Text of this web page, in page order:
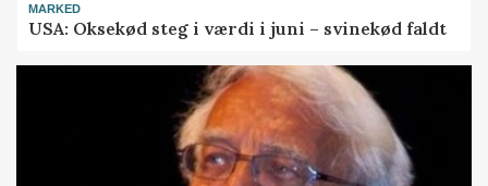
MARKED
USA: Oksekød steg i værdi i juni – svinekød faldt